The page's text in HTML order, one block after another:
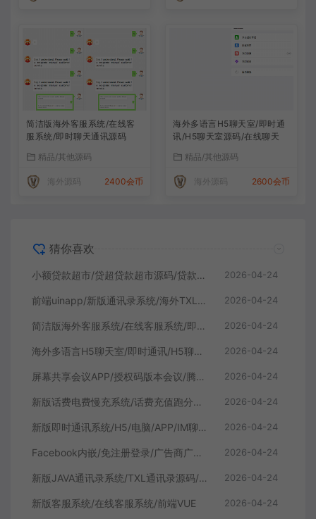
简洁版海外客服系统/在线客
服系统/即时聊天通讯源码
精品/其他源码
海外源码 2400会币
海外多语言H5聊天室/即时通
讯/H5聊天室源码/在线聊天
精品/其他源码
海外源码 2600会币
猜你喜欢
小额贷款超市/贷超贷款超市源码/贷款推广系统 2026-04-24
前端uinapp/新版通讯录系统/海外TXL通讯录源码 2026-04-24
简洁版海外客服系统/在线客服系统/即时聊天通讯源码 2026-04-24
海外多语言H5聊天室/即时通讯/H5聊天室源码/在线聊天 2026-04-24
屏幕共享会议APP/授权码版本会议/腾讯会议zoom会议 2026-04-24
新版话费电费慢充系统/话费充值跑分自动手动/可三方接口 2026-04-24
新版即时通讯系统/H5/电脑/APP/IM聊天交友系统 2026-04-24
Facebook内嵌/免注册登录/广告商广告投放/后端java 2026-04-24
新版JAVA通讯录系统/TXL通讯录源码/前端原生 2026-04-24
新版客服系统/在线客服系统/前端VUE 2026-04-24